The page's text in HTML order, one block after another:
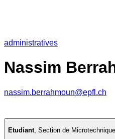
administratives
Nassim
nassim.berrahmoun@epfl.ch
Etudiant, Section de